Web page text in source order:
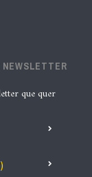
NEWSLETTER
que quer